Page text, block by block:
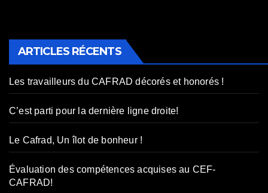
ARTICLES RÉCENTS
Les travailleurs du CAFRAD décorés et honorés !
C’est parti pour la dernière ligne droite!
Le Cafrad, Un îlot de bonheur !
Évaluation des compétences acquises au CEF-
CAFRAD!